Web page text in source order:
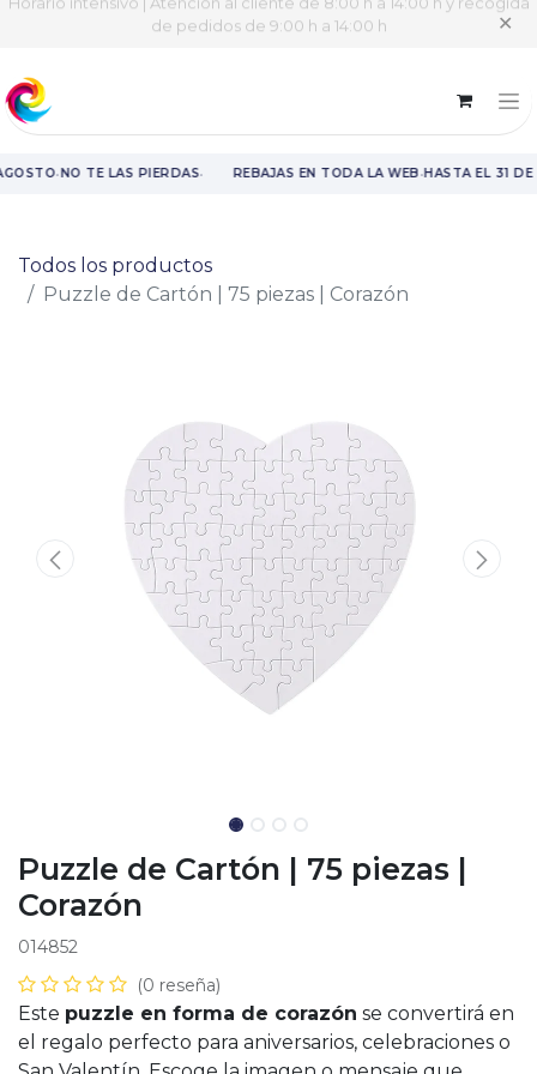
Horario intensivo | Atención al cliente de 8:00 h a 14:00 h y recogida
de pedidos de 9:00 h a 14:00 h
✕
·NO TE LAS PIERDAS· REBAJAS EN TODA LA WEB·HASTA EL 31 DE
Todos los productos
Puzzle de Cartón | 75 piezas | Corazón
Puzzle de Cartón | 75 piezas |
Corazón
014852
(0 reseña)
Este puzzle en forma de corazón se convertirá en
el regalo perfecto para aniversarios, celebraciones o